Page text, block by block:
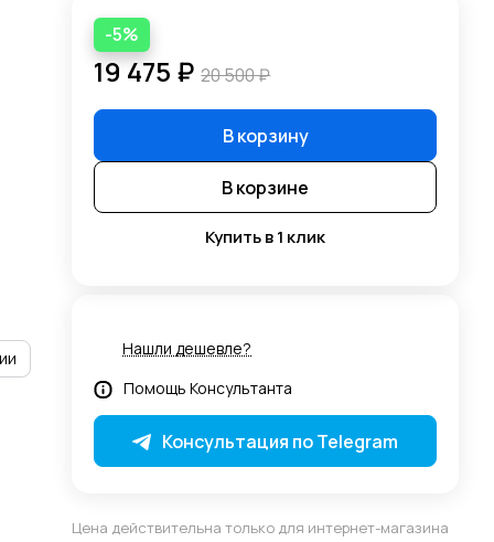
-5%
19 475 ₽ 20 500 ₽
В корзину
В корзине
Купить в 1 клик
Нашли дешевле?
Помощь Консультанта
Консультация по Telegram
Цена действительна только для интернет-магазина